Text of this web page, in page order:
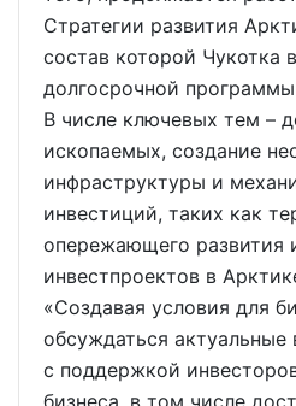
Стратегии развития
состав которой Чукотка
долгосрочной
В числе ключевых тем –
ископаемых, создание
инфраструктуры и
инвестиций, таких как
опережающего развития
инвестпроектов в
«Создавая условия для
обсуждаться актуальные
с поддержкой
бизнеса, в том числе